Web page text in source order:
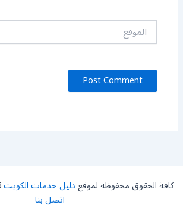
الموقع
كافة الحقوق محفوظة لموقعدليل خدمات الكويت2026 © |
اتصل بنا